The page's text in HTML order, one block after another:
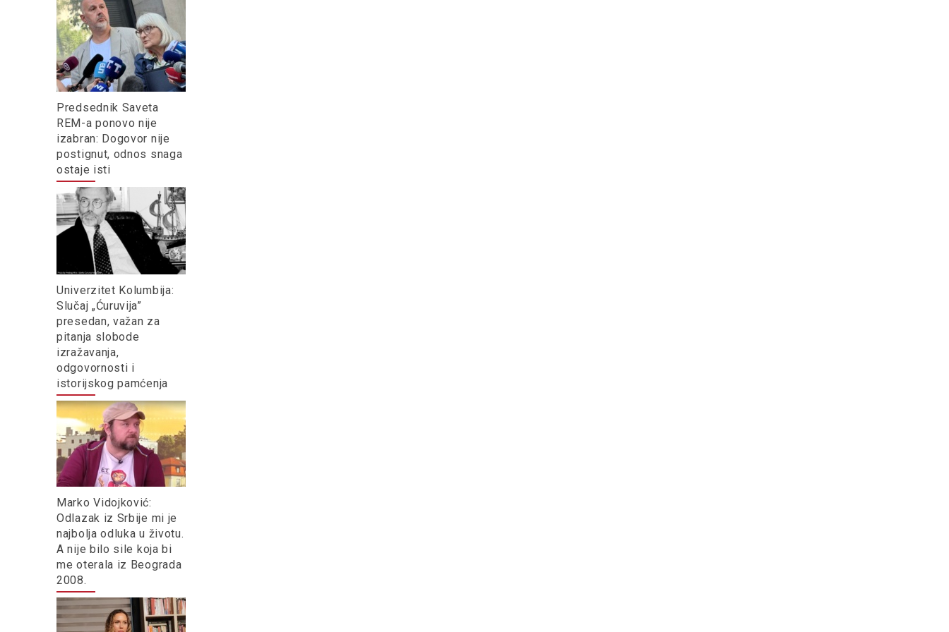
Predsednik Saveta
REM-a ponovo nije
izabran: Dogovor nije
postignut, odnos snaga
ostaje isti
Univerzitet Kolumbija:
Slučaj „Ćuruvija”
presedan, važan za
pitanja slobode
izražavanja,
odgovornosti i
istorijskog pamćenja
Marko Vidojković:
Odlazak iz Srbije mi je
najbolja odluka u životu.
A nije bilo sile koja bi
me oterala iz Beograda
2008.